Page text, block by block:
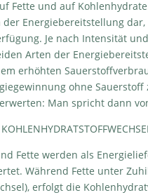
Fette und auf
der Energiebereitstellung
Je nach Intensität
Arten der
erhöhten
ohne
Man spricht dann
Fette werden als
Während Fette unter
erfolgt die